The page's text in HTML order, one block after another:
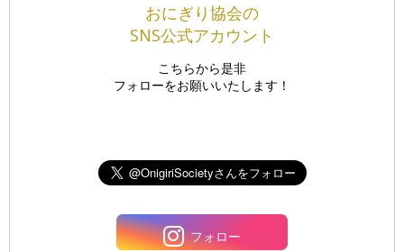
おにぎり協会の
SNS公式アカウント
こちらから是非
フォローをお願いいたします！
フォロー